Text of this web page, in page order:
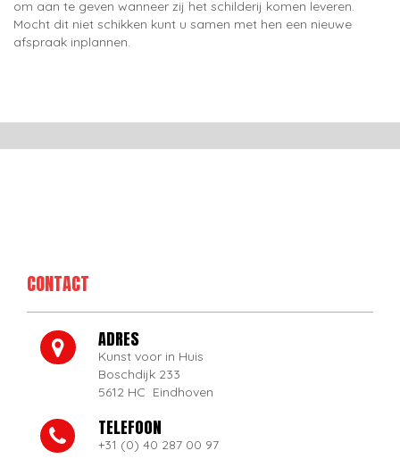
om aan te geven wanneer zij het schilderij komen leveren.
Mocht dit niet schikken kunt u samen met hen een nieuwe
afspraak inplannen.
CONTACT
ADRES
Kunst voor in Huis
Boschdijk 233
5612 HC Eindhoven
TELEFOON
+31 (0) 40 287 00 97